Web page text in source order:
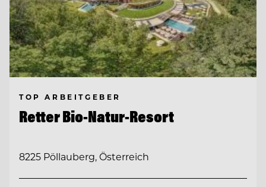
TOP ARBEITGEBER
Retter Bio-Natur-Resort
8225 Pöllauberg, Österreich